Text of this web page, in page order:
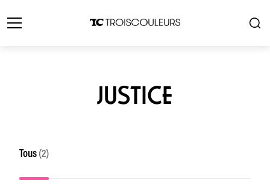
JUSTICE
Tous (2)